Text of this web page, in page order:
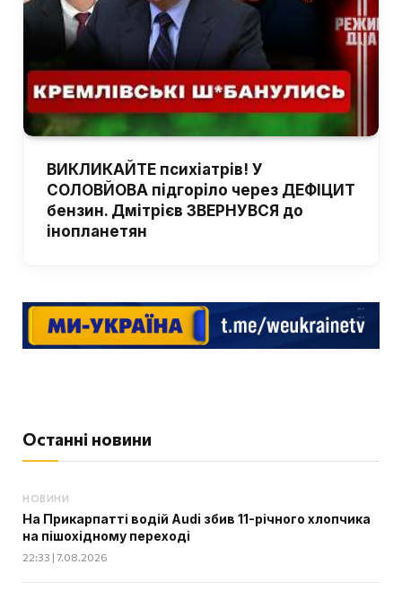
ВИКЛИКАЙТЕ психіатрів! У
СОЛОВЙОВА підгоріло через ДЕФІЦИТ
бензин. Дмітрієв ЗВЕРНУВСЯ до
інопланетян
Останні новини
НОВИНИ
На Прикарпатті водій Audi збив 11-річного хлопчика
на пішохідному переході
22:33 | 7.08.2026